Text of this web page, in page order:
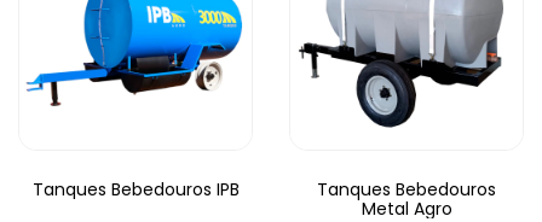
Tanques Bebedouros IPB
Tanques Bebedouros
Metal Agro